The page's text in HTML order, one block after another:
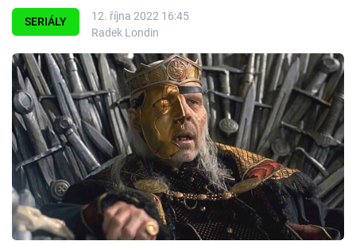
Témata
Filmy
Seriály
Hry
Cool Esport
Pořady
SERIÁLY
12. října 2022 16:45
Radek Londin